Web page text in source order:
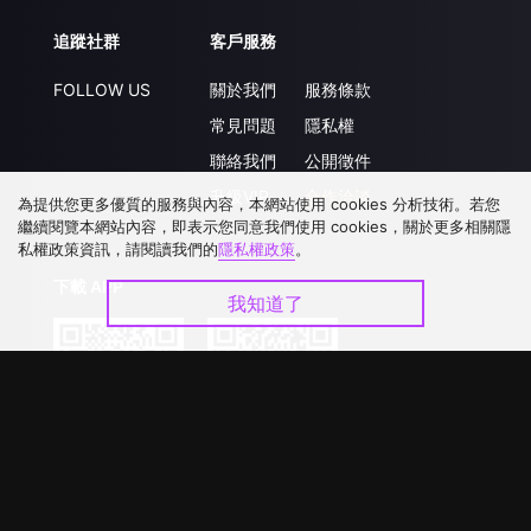
追蹤社群
FOLLOW US
客戶服務
關於我們
常見問題
聯絡我們
升級VIP
服務條款
隱私權
公開徵件
合作洽談
下載 APP
為提供您更多優質的服務與內容，本網站使用 cookies 分析技術。若您
繼續閱覽本網站內容，即表示您同意我們使用 cookies，關於更多相關隱
私權政策資訊，請閱讀我們的隱私權政策。
我知道了